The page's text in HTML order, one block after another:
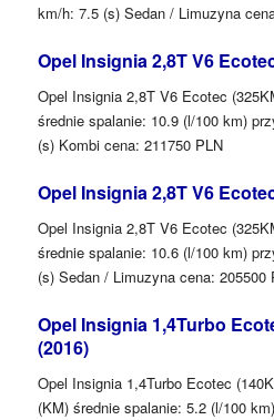
km/h: 7.5 (s) Sedan / Limuzyna
Opel Insignia 2,8T V6
Opel Insignia 2,8T V6 Ecotec
średnie spalanie: 10.9 (l/100 km)
(s) Kombi cena: 211750 PLN
Opel Insignia 2,8T V6
Opel Insignia 2,8T V6 Ecotec
średnie spalanie: 10.6 (l/100 km)
(s) Sedan / Limuzyna cena: 205500
Opel Insignia 1,4Turbo
(2016)
Opel Insignia 1,4Turbo Ecotec
(KM) średnie spalanie: 5.2 (l/100